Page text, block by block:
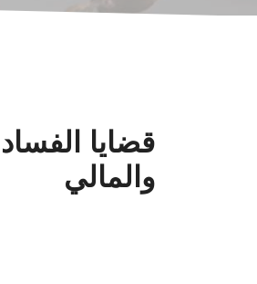
قضايا الفساد
والمالي